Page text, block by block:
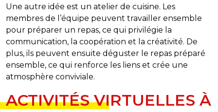
Une autre idée est un atelier de cuisine. Les
membres de l’équipe peuvent travailler ensemble
pour préparer un repas, ce qui privilégie la
communication, la coopération et la créativité. De
plus, ils peuvent ensuite déguster le repas préparé
ensemble, ce qui renforce les liens et crée une
atmosphère conviviale.
ACTIVITÉS VIRTUELLES À